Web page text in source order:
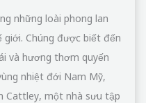
những loài phong lan
Chúng được biết đến
và hương thơm quyến
nhiệt đới Nam Mỹ,
Cattley, một nhà sưu tập